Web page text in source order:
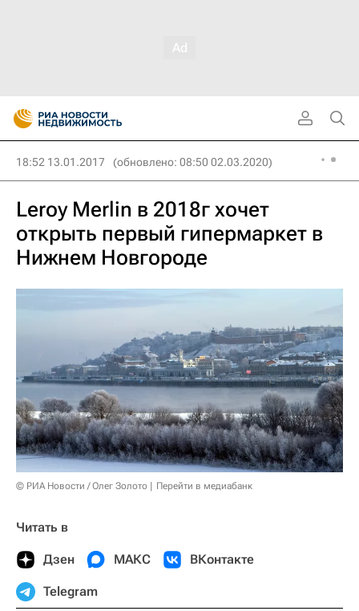
18:52 13.01.2017 (обновлено: 08:50 02.03.2020)
Leroy Merlin в 2018г хочет
открыть первый гипермаркет в
Нижнем Новгороде
© РИА Новости / Олег Золото Перейти в медиабанк
Читать в
Дзен МАКС ВКонтакте
Telegram